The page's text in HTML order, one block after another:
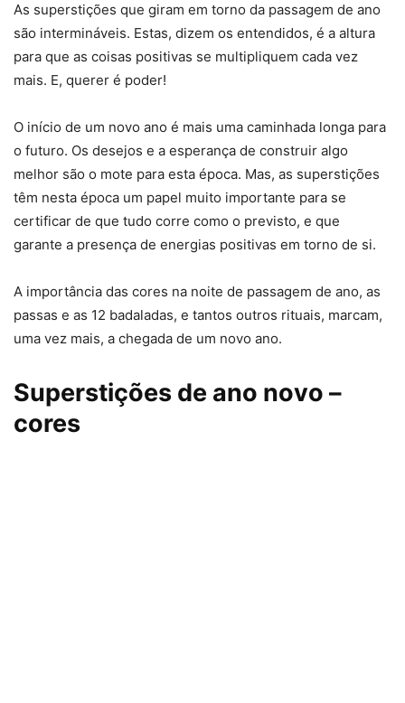
As superstições que giram em torno da passagem de ano
são intermináveis. Estas, dizem os entendidos, é a altura
para que as coisas positivas se multipliquem cada vez
mais. E, querer é poder!
O início de um novo ano é mais uma caminhada longa para
o futuro. Os desejos e a esperança de construir algo
melhor são o mote para esta época. Mas, as superstições
têm nesta época um papel muito importante para se
certificar de que tudo corre como o previsto, e que
garante a presença de energias positivas em torno de si.
A importância das cores na noite de passagem de ano, as
passas e as 12 badaladas, e tantos outros rituais, marcam,
uma vez mais, a chegada de um novo ano.
Superstições de ano novo –
cores